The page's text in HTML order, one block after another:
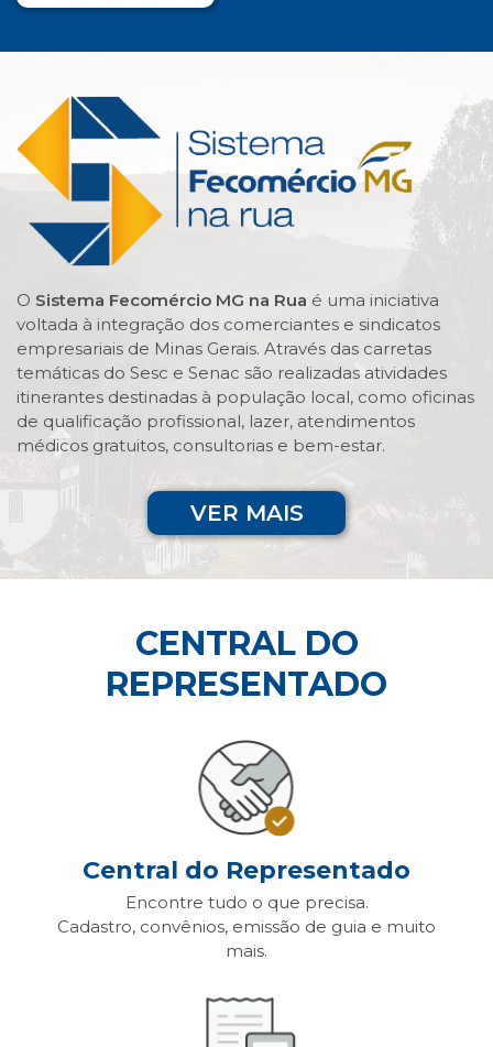
O Sistema Fecomércio MG na Rua é uma iniciativa
voltada à integração dos comerciantes e sindicatos
empresariais de Minas Gerais. Através das carretas
temáticas do Sesc e Senac são realizadas atividades
itinerantes destinadas à população local, como oficinas
de qualificação profissional, lazer, atendimentos
médicos gratuitos, consultorias e bem-estar.
VER MAIS
CENTRAL DO
REPRESENTADO
Central do Representado
Encontre tudo o que precisa.
Cadastro, convênios, emissão de guia e muito
mais.